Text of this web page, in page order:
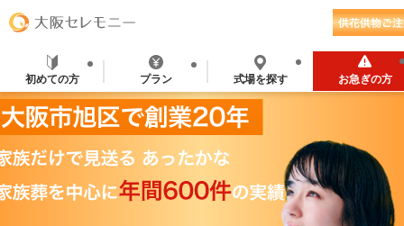
初めての方 プラン 式場を探す お急ぎの方